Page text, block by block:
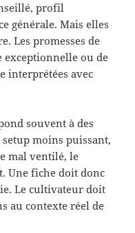
profil
générale. Mais elles
Les promesses de
exceptionnelle ou de
interprétées avec
souvent à des
moins puissant,
mal ventilé, le
Une fiche doit donc
Le cultivateur doit
au contexte réel de